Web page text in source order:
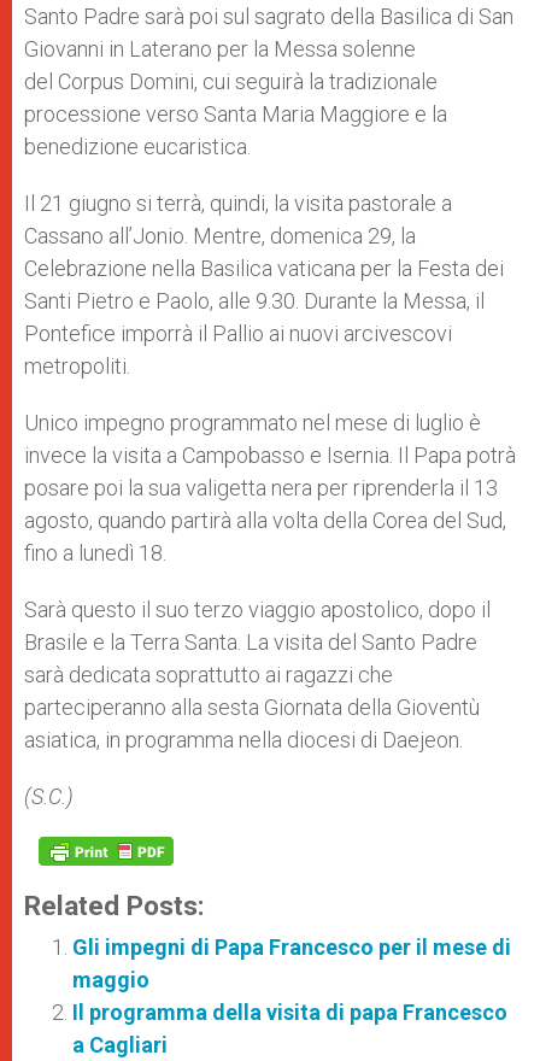
Santo Padre sarà poi sul sagrato della Basilica di San
Giovanni in Laterano per la Messa solenne
del Corpus Domini, cui seguirà la tradizionale
processione verso Santa Maria Maggiore e la
benedizione eucaristica.
Il 21 giugno si terrà, quindi, la visita pastorale a
Cassano all’Jonio. Mentre, domenica 29, la
Celebrazione nella Basilica vaticana per la Festa dei
Santi Pietro e Paolo, alle 9.30. Durante la Messa, il
Pontefice imporrà il Pallio ai nuovi arcivescovi
metropoliti.
Unico impegno programmato nel mese di luglio è
invece la visita a Campobasso e Isernia. Il Papa potrà
posare poi la sua valigetta nera per riprenderla il 13
agosto, quando partirà alla volta della Corea del Sud,
fino a lunedì 18.
Sarà questo il suo terzo viaggio apostolico, dopo il
Brasile e la Terra Santa. La visita del Santo Padre
sarà dedicata soprattutto ai ragazzi che
parteciperanno alla sesta Giornata della Gioventù
asiatica, in programma nella diocesi di Daejeon.
(S.C.)
Related Posts:
Gli impegni di Papa Francesco per il mese di
maggio
Il programma della visita di papa Francesco
a Cagliari